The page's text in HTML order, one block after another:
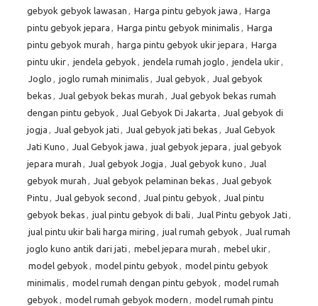
gebyok gebyok lawasan , Harga pintu gebyok jawa , Harga
pintu gebyok jepara , Harga pintu gebyok minimalis , Harga
pintu gebyok murah , harga pintu gebyok ukir jepara , Harga
pintu ukir, jendela gebyok , jendela rumah joglo , jendela ukir,
Joglo , joglo rumah minimalis , Jual gebyok , Jual gebyok
bekas , Jual gebyok bekas murah , Jual gebyok bekas rumah
dengan pintu gebyok , Jual Gebyok Di Jakarta , Jual gebyok di
jogja , Jual gebyok jati , Jual gebyok jati bekas , Jual Gebyok
Jati Kuno , Jual Gebyok jawa , jual gebyok jepara , jual gebyok
jepara murah , Jual gebyok Jogja , Jual gebyok kuno , Jual
gebyok murah , Jual gebyok pelaminan bekas , Jual gebyok
Pintu , Jual gebyok second , Jual pintu gebyok , Jual pintu
gebyok bekas , jual pintu gebyok di bali , Jual Pintu gebyok Jati ,
jual pintu ukir bali harga miring , jual rumah gebyok , Jual rumah
joglo kuno antik dari jati , mebel jepara murah , mebel ukir,
model gebyok , model pintu gebyok , model pintu gebyok
minimalis , model rumah dengan pintu gebyok , model rumah
gebyok , model rumah gebyok modern , model rumah pintu